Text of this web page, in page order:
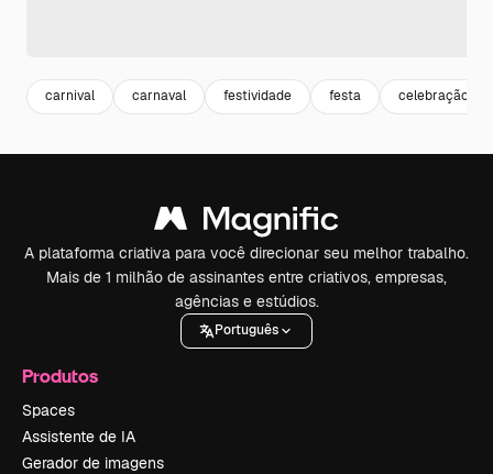
carnival carnaval festividade festa celebração
A plataforma criativa para você direcionar seu melhor trabalho.
Mais de 1 milhão de assinantes entre criativos, empresas,
agências e estúdios.
Português
Produtos
Spaces
Assistente de IA
Gerador de imagens